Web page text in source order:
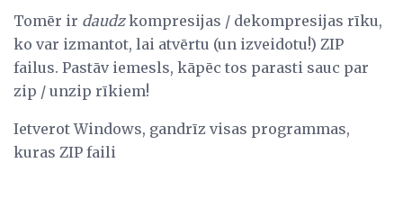
Tomēr ir daudzkompresijas / dekompresijas rīku,
ko var izmantot, lai atvērtu (un izveidotu!) ZIP
failus. Pastāv iemesls, kāpēc tos parasti sauc par
zip / unzip rīkiem!
Ietverot Windows, gandrīz visas programmas,
kuras ZIP faili